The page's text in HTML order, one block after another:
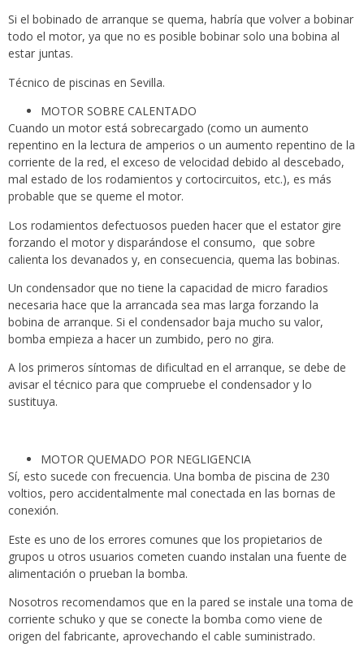
Si el bobinado de arranque se quema, habría que volver a bobinar
todo el motor, ya que no es posible bobinar solo una bobina al
estar juntas.
Técnico de piscinas en Sevilla.
MOTOR SOBRE CALENTADO
Cuando un motor está sobrecargado (como un aumento
repentino en la lectura de amperios o un aumento repentino de la
corriente de la red, el exceso de velocidad debido al descebado,
mal estado de los rodamientos y cortocircuitos, etc.), es más
probable que se queme el motor.
Los rodamientos defectuosos pueden hacer que el estator gire
forzando el motor y disparándose el consumo, que sobre
calienta los devanados y, en consecuencia, quema las bobinas.
Un condensador que no tiene la capacidad de micro faradios
necesaria hace que la arrancada sea mas larga forzando la
bobina de arranque. Si el condensador baja mucho su valor,
bomba empieza a hacer un zumbido, pero no gira.
A los primeros síntomas de dificultad en el arranque, se debe de
avisar el técnico para que compruebe el condensador y lo
sustituya.
MOTOR QUEMADO POR NEGLIGENCIA
Sí, esto sucede con frecuencia. Una bomba de piscina de 230
voltios, pero accidentalmente mal conectada en las bornas de
conexión.
Este es uno de los errores comunes que los propietarios de
grupos u otros usuarios cometen cuando instalan una fuente de
alimentación o prueban la bomba.
Nosotros recomendamos que en la pared se instale una toma de
corriente schuko y que se conecte la bomba como viene de
origen del fabricante, aprovechando el cable suministrado.